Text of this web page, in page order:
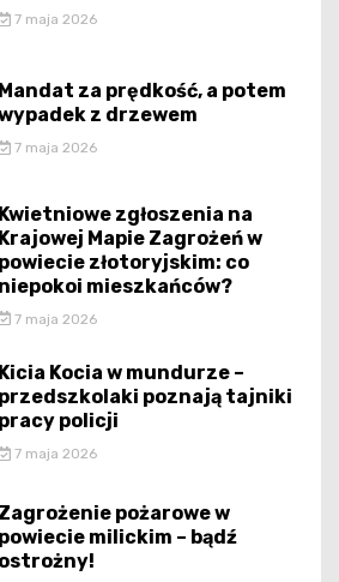
7 maja 2026
Mandat za prędkość, a potem
z drzewem
7 maja 2026
Kwietniowe zgłoszenia na
Krajowej Mapie Zagrożeń w
powiecie złotoryjskim: co
niepokoi mieszkańców?
7 maja 2026
Kicia Kocia w mundurze –
przedszkolaki poznają tajniki
pracy policji
7 maja 2026
Zagrożenie pożarowe w
powiecie milickim – bądź
ostrożny!